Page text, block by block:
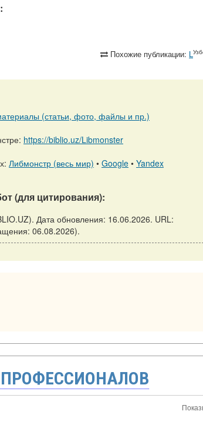
Похожие публикации: L
(статьи, фото, файлы и пр.)
https://biblio.uz/Libmonster
Либмонстр (весь мир) • Google • Yandex
(для цитирования):
Дата обновления: 16.06.2026. URL:
06.08.2026).